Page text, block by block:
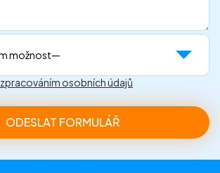
zpracováním osobních údajů